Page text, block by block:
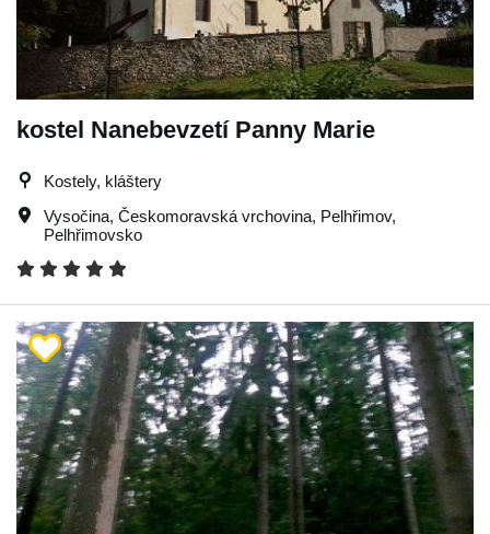
kostel Nanebevzetí Panny Marie
Kostely, kláštery
Vysočina, Českomoravská vrchovina, Pelhřimov,
Pelhřimovsko